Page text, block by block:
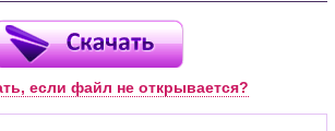
если файл не открывается?